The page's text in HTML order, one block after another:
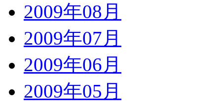
2009年08月
2009年07月
2009年06月
2009年05月